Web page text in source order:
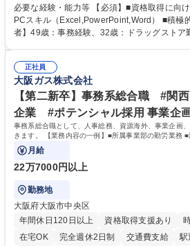
【年収補足】532万円 ＋別途インセンティヴ
実績） ＋管理業務主任者資格手当50,000円/
人社計画研究所社のグループ会社として、質
無/年休123日
必要な経験・能力等 【必須】■資格取得に向
PCスキル（Excel,PowerPoint,Word） ■積極的に行動できる方 【入社
者】49歳：事務経験、32歳：ドラッグストア勤務、 58歳：
得出来ております！ 【魅力】■フレックス制
を一律支給！ ■管理業務主任者資格取得後には50,000円/月の手当あり！
学歴・資格 学歴：大学院 大学 高専 短大 専修
一種運転免許普通自動車
正社員
大阪ガス株式会社
【第二新卒】事務系総合職 #関
企業 #ポテンシャル採用 事業企
事務系総合職として、人事総務、資源海外、事業企画
きます。 【業務内容の一例】■所属事業部の勤労業務
門の企画スタッフ、ルート営業
月給
22万7000円以上
勤務地
大阪府大阪市中央区
年間休日120日以上
資格取得支援あり
在宅OK
完全週休2日制 交通費支給 駅